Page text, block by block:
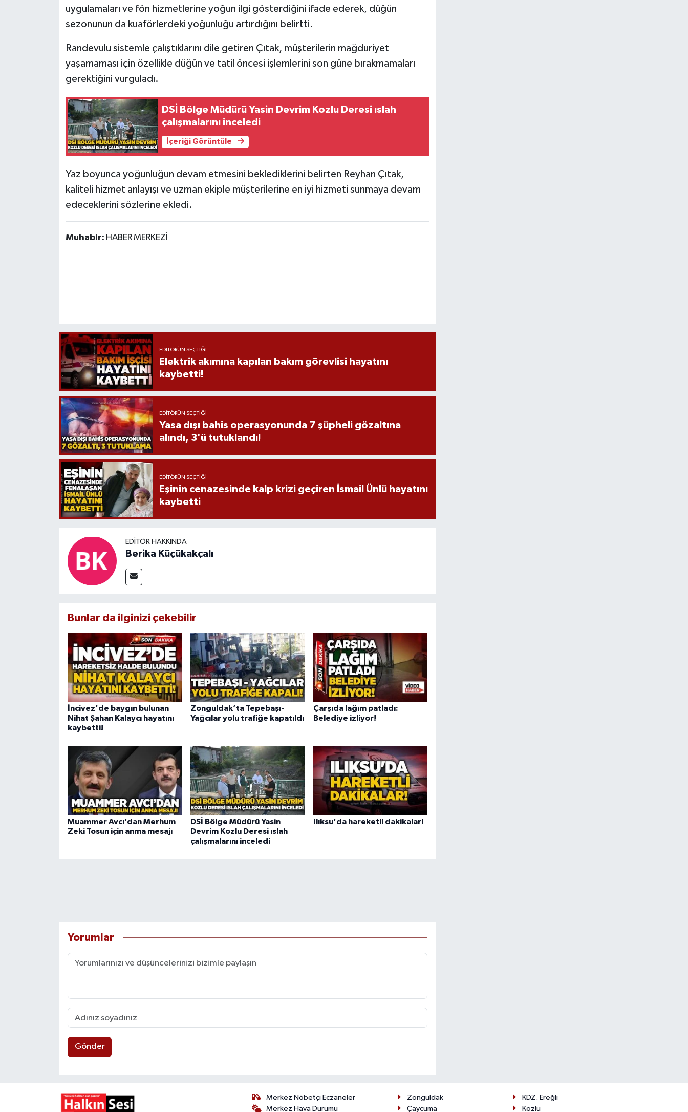
uygulamaları ve fön hizmetlerine yoğun ilgi gösterdiğini ifade ederek, düğün
sezonunun da kuaförlerdeki yoğunluğu artırdığını belirtti.
Randevulu sistemle çalıştıklarını dile getiren Çıtak, müşterilerin mağduriyet
yaşamaması için özellikle düğün ve tatil öncesi işlemlerini son güne bırakmamaları
gerektiğini vurguladı.
DSİ Bölge Müdürü Yasin Devrim Kozlu Deresi ıslah
çalışmalarını inceledi
İçeriği Görüntüle
Yaz boyunca yoğunluğun devam etmesini beklediklerini belirten Reyhan Çıtak,
kaliteli hizmet anlayışı ve uzman ekiple müşterilerine en iyi hizmeti sunmaya devam
edeceklerini sözlerine ekledi.
Muhabir: HABER MERKEZİ
EDITÖRÜN SEÇTIĞI
Elektrik akımına kapılan bakım görevlisi hayatını
kaybetti!
EDITÖRÜN SEÇTIĞI
Yasa dışı bahis operasyonunda 7 şüpheli gözaltına
alındı, 3'ü tutuklandı!
EDITÖRÜN SEÇTIĞI
Eşinin cenazesinde kalp krizi geçiren İsmail Ünlü hayatını
kaybetti
EDITÖR HAKKINDA
Berika Küçükakçalı
Bunlar da ilginizi çekebilir
İncivez'de baygın bulunan
Nihat Şahan Kalaycı hayatını
kaybetti!
Zonguldak’ta Tepebaşı-
Yağcılar yolu trafiğe kapatıldı
Çarşıda lağım patladı:
Belediye izliyor!
Muammer Avcı’dan Merhum
Zeki Tosun için anma mesajı
DSİ Bölge Müdürü Yasin
Devrim Kozlu Deresi ıslah
çalışmalarını inceledi
Ilıksu'da hareketli dakikalar!
Yorumlar
Gönder
Merkez Nöbetçi Eczaneler
Merkez Hava Durumu
Zonguldak
KDZ. Ereğli
Çaycuma
Kozlu